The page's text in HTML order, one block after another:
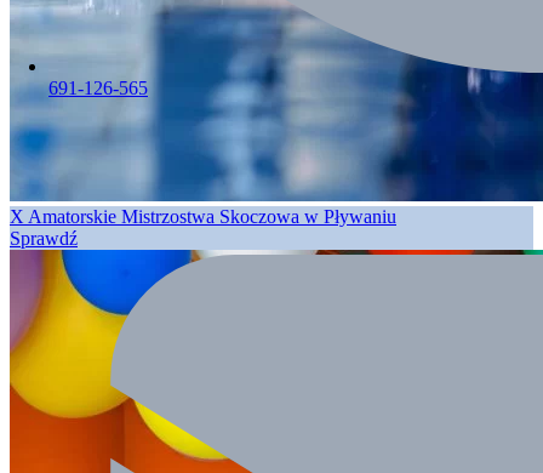
691-126-565
X Amatorskie Mistrzostwa Skoczowa w Pływaniu
Sprawdź